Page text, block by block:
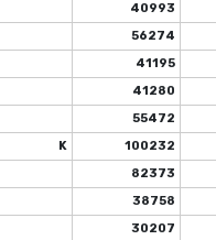
40993
56274
41195
41280
55472
K
100232
82373
38758
30207